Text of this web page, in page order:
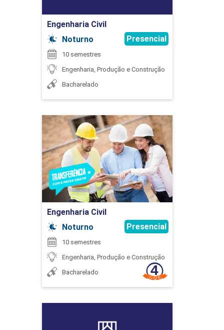
ESTÁGIO SUPERVISIONADO I
120
ESTÁGIO SUPERVISIONADO II
ESTATÍSTICA APLICADA
Engenharia Civil
Noturno
Presencial
10 semestres
Engenharia, Produção e Construção
Bacharelado
Engenharia Civil
Noturno
Presencial
10 semestres
Engenharia, Produção e Construção
Bacharelado
Engenharia Civil
Detalhes do curso
Ir para Inscrição